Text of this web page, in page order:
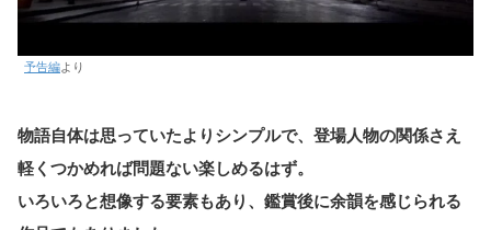
予告編より
物語自体は思っていたよりシンプルで、登場人物の関係さえ
軽くつかめれば問題ない楽しめるはず。
いろいろと想像する要素もあり、鑑賞後に余韻を感じられる